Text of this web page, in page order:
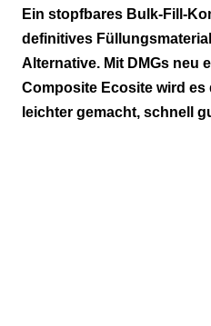
Hohe Sicherheit –
Einfaches Handling
Ein stopfbares Bulk-Fill-
definitives
Alternative. Mit DMGs neu
Composite Ecosite wird es
leichter gemacht, schnell